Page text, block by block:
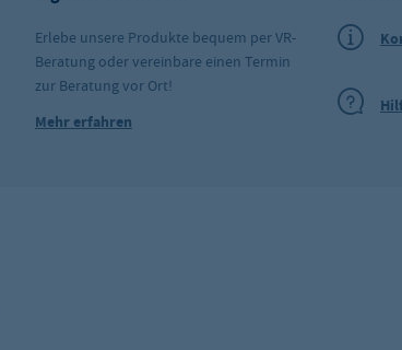
Erlebe unsere Produkte bequem per VR-
Beratung oder vereinbare einen Termin
zur Beratung vor Ort!
Mehr erfahren